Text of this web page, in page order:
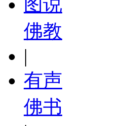
佛教
|
有声
佛书